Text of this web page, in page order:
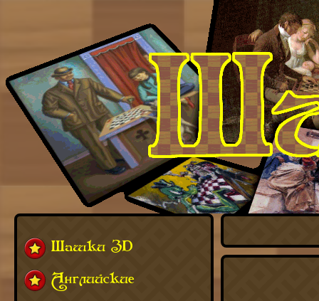
Шашки 3D
Английские